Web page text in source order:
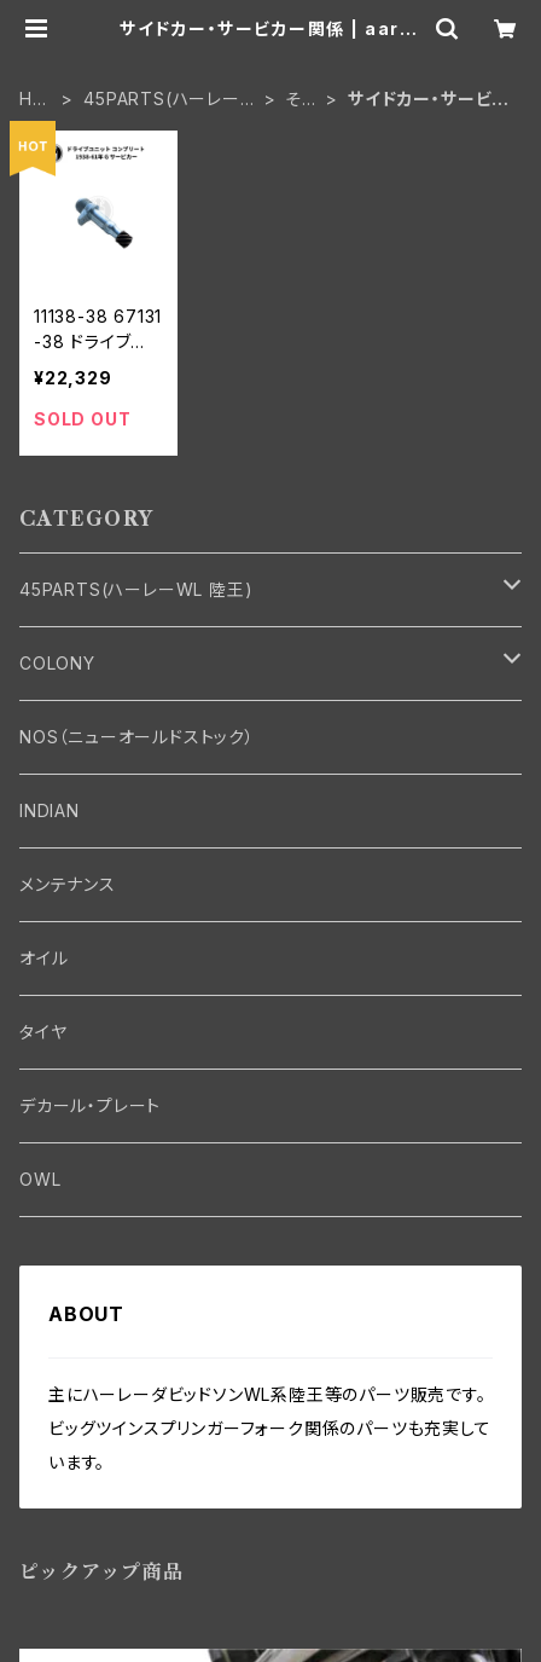
サイドカー・サービカー関係 | aar-h
HO
ME
45PARTS(ハーレーW
その
サイドカー・サービカ
11138-38 67131
-38 ドライブユ
ニット コンプリ
ート ハーレーダ
ビッドソン 1938
¥22,329
SOLD OUT
CATEGORY
45PARTS(ハーレーWL 陸王)
エンジン
エンジン・シリンダーヘッド
バルブ・タペット関係
オイルポンプ関係
エンジン関係 ビックツイン
エンジン関係、ビッグツイン
マフラー・インテーク・キャブレター
マフラー関係
インテーク・キャブレター関係
エレクトリカル
ジェネレーター関係
ディストリビューター関係
ヘッドライト・テールライト関係
インストゥルメントパネル・スイッチ関係
ハンドルバースイッチ・リレー関係
駆動系
ドライブチェーン関係
スプロケット・ベルトドライブキット
ビックツイン トランスミッションパーツ
ビッグツイン トランスミッションパーツ
フロントフォーク・フレーム
フロントフォーク関係
ソフテイル用 New Springer Fork
セーフティーガード関係
ライドコントロール・ショックアブソーバー関係
ウインドシールド・レッグシールド関係
サイドスタンド関係
シート・サドルバッグ
シートポスト関係
ソロサドルシート関係
サドルバッグ
ハンドルバー・タンク・フェンダー
ハンドルバー関係
オイルパイプ・ガスバルブ・ガスパイプ関係
ホイール・ブレーキ
ホイール／リム関係
リアアクスル関係
リアブレーキパーツ
スピードメーター関係
ミリタリー装備関係
ツールボックス関係
シート・サドルバック
シートポスト関係
ソロサドルシート関係
フォーク・フレーム
ライドコントロール,ショックアブソーバー
COLONY
Bolt・Nut
Nut
Screw
Hard wear kits
Front End・Rear End
Wheel-Brake
Fork-Shockabsorber
Frame-Swingarm
Motor
Motor
Carbrator
Transmission・Primary
Transmission-Shifter
Primary-clutch-Kickstarter
Gastank・Oiltank
Oilline
Gastank・Oiltank
Electrical
Electrical
TOOL
Handlebar-controls
Washer-Cotterpin
NOS（ニューオールドストック）
INDIAN
メンテナンス
オイル
タイヤ
デカール・プレート
OWL
ABOUT
主にハーレーダビッドソンWL系陸王等のパーツ販売です。
ビッグツインスプリンガーフォーク関係のパーツも充実して
います。
ピックアップ商品